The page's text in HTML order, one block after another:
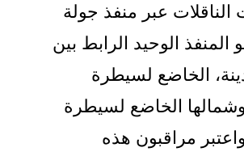
عبر منفذ جولة
المنفذ الوحيد الرابط بين
الخاضع لسيطرة
الخاضع لسيطرة
مراقبون هذه